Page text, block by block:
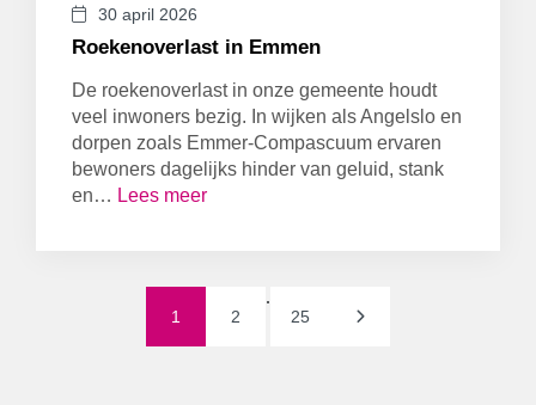
30 april 2026
Roekenoverlast in Emmen
De roekenoverlast in onze gemeente houdt
veel inwoners bezig. In wijken als Angelslo en
dorpen zoals Emmer-Compascuum ervaren
bewoners dagelijks hinder van geluid, stank
en… Lees meer
1 2
.
25